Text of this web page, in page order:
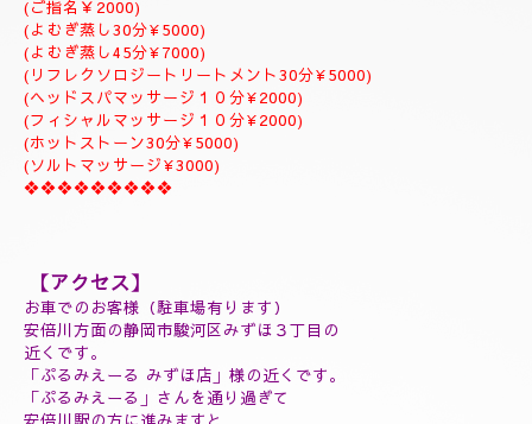
🌈🪻⑥デトックス体質改善トリートメント＆ソルトマッサージト
リートメントコース🪻🌈
全身極上リンパドレナージュトリートメント、リフレクソロジー
足つぼデトックス体質改善トリートメント、ソルトマッサージ、
ジャプカサイ＆リンガムトリートメント、よむぎ蒸しコース
９０分￥25000
１２０分¥30000⇒¥28000
１５０分¥35000⇒¥32000
❖❖❖❖❖❖❖❖❖
(延長30分¥7000)
(60分延長¥14000)
(ご指名￥2000)
(よむぎ蒸し30分¥5000)
(よむぎ蒸し45分¥7000)
(リフレクソロジートリートメント30分¥5000)
(ヘッドスパマッサージ１０分¥2000)